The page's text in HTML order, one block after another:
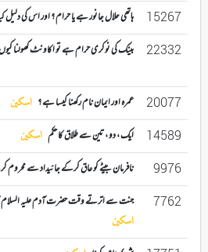
15267 ہاتھی حلال جانور ہے یا حرام ؟ اور اس کی دلیل
22332 بینک کی نوکری حرام ہے تو اکاونٹ کھولنا
20077 عمرہ اور ایمان نام رکھنا کیسا ہے ؟ اسکین
14589 ایک ، دو ، تین سے طلاق کا حکم اسکین
9976 نافرمان بیٹے کو عاق کرکے جائیداد سے محروم
7762 جنت سے اترتے وقت حضرت آدم علیہ السلام کا
اسکین